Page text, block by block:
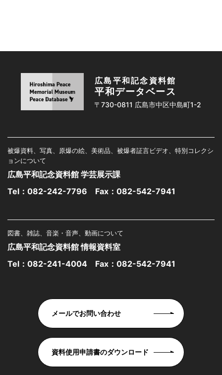
広島平和記念資料館
平和データベース
〒730-0811 広島市中区中島町1-2
被爆資料、写真、原爆の絵、美術品、被爆者証言ビデオ、特別コレクシ
ョンについて
広島平和記念資料館 学芸展示課
Tel： 082-242-7796 Fax：082-542-7941
図書、雑誌、音楽・音声、動画について
広島平和記念資料館 情報資料室
Tel： 082-241-4004 Fax：082-542-7941
メールでお問い合わせ
資料使用申請書のダウンロード